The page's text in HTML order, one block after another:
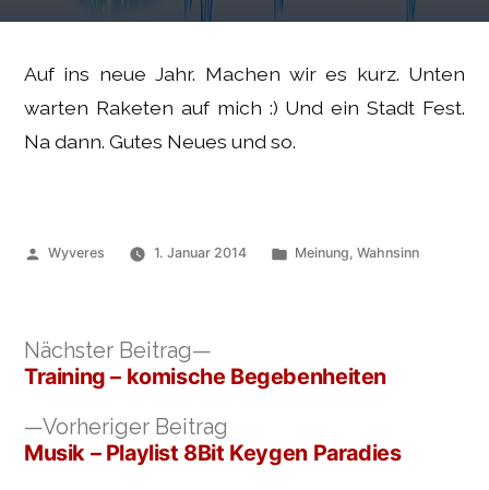
Auf ins neue Jahr. Machen wir es kurz. Unten
warten Raketen auf mich :) Und ein Stadt Fest.
Na dann. Gutes Neues und so.
Veröffentlicht
Wyveres 1. Januar 2014
Veröffentlicht
Meinung, Wahnsinn
Vorheriger Beitrag
Beitrag:
Musik – Playlist 8Bit Keygen Paradies
Nächster Beitrag
Beitrag:
Training – komische Begebenheiten